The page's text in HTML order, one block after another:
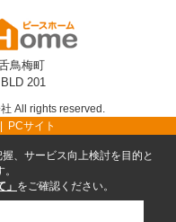
鳥梅町
201
All rights reserved.
PCサイト
、サービス向上検討を目的と
をご確認ください。